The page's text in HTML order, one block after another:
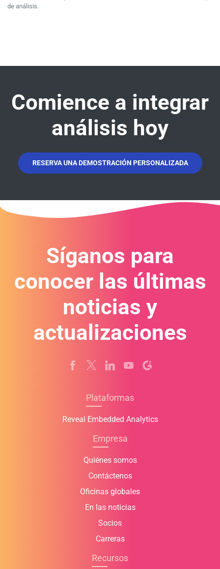
de análisis.
Comience a integrar
análisis hoy
RESERVA UNA DEMOSTRACIÓN PERSONALIZADA
Síganos para
conocer las últimas
noticias y
actualizaciones
Plataformas
Reveal Embedded Analytics
Empresa
Quiénes somos
Contáctenos
Oficinas globales
En las noticias
Socios
Carreras
Recursos